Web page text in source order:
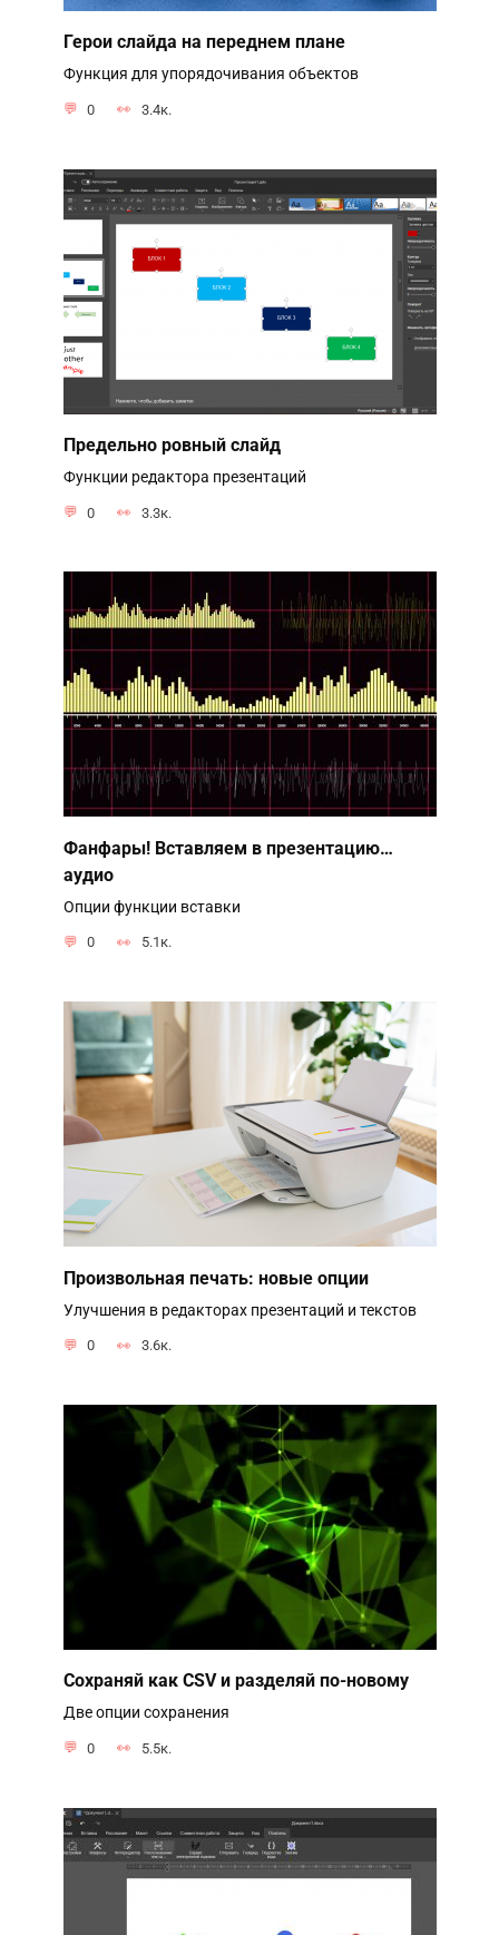
Герои слайда на переднем плане
Функция для упорядочивания объектов
0 3.4к.
Предельно ровный слайд
Функции редактора презентаций
0 3.3к.
Фанфары! Вставляем в презентацию…
аудио
Опции функции вставки
0 5.1к.
Произвольная печать: новые опции
Улучшения в редакторах презентаций и текстов
0 3.6к.
Сохраняй как CSV и разделяй по-новому
Две опции сохранения
0 5.5к.